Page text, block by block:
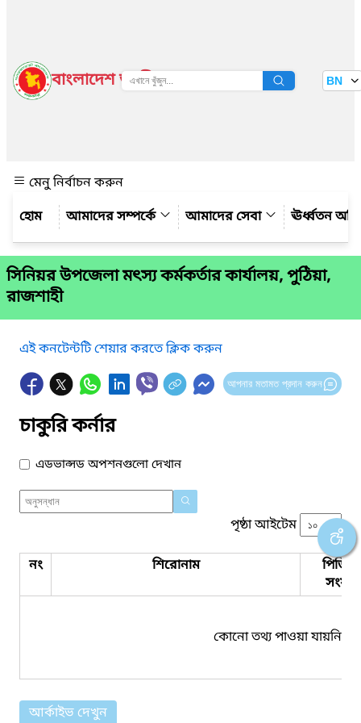
বাংলাদেশ জাতীয় তথ্য বাতায়ন BN
মেনু নির্বাচন করুন
আমাদের সম্পর্কে
আমাদের সেবা ঊর্ধ্বতন
সিনিয়র উপজেলা মৎস্য কর্মকর্তার কার্যালয়, পুঠিয়া,
রাজশাহী
এই কনটেন্টটি শেয়ার করতে ক্লিক করুন
আপনার মতামত প্রদান করুন
চাকুরি কর্নার
এডভান্সড অপশনগুলো দেখান
পৃষ্ঠা আইটেম
নং শিরোনাম
কোনো তথ্য পাওয়া যায়নি।
আর্কাইভ দেখুন